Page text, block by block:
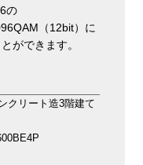
の
（12bit）に
ができます。
クリート造3階建て